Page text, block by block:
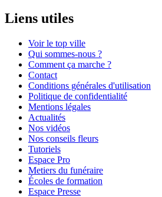
Liens utiles
Voir le top ville
Qui sommes-nous ?
Comment ça marche ?
Contact
Conditions générales d'utilisation
Politique de confidentialité
Mentions légales
Actualités
Nos vidéos
Nos conseils fleurs
Tutoriels
Espace Pro
Metiers du funéraire
Écoles de formation
Espace Presse